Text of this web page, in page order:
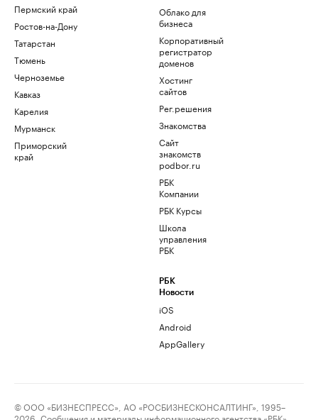
Пермский край
Ростов-на-Дону
Татарстан
Тюмень
Черноземье
Кавказ
Карелия
Мурманск
Приморский
край
Облако для
бизнеса
Корпоративный
регистратор
доменов
Хостинг
сайтов
Рег.решения
Знакомства
Сайт
знакомств
podbor.ru
РБК
Компании
РБК Курсы
Школа
управления
РБК
РБК
Новости
iOS
Android
AppGallery
© ООО «БИЗНЕСПРЕСС», АО «РОСБИЗНЕСКОНСАЛТИНГ», 1995–